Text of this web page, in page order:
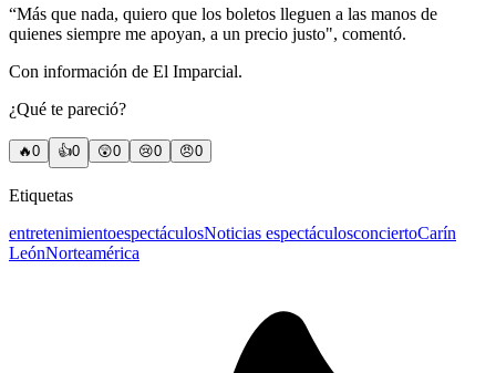
“Más que nada, quiero que los boletos lleguen a las manos de
quienes siempre me apoyan, a un precio justo", comentó.
Con información de El Imparcial.
¿Qué te pareció?
🔥0 👍0 😲0 😢0 😠0
Etiquetas
entretenimientoespectáculosNoticias espectáculosconciertoCarín
LeónNorteamérica